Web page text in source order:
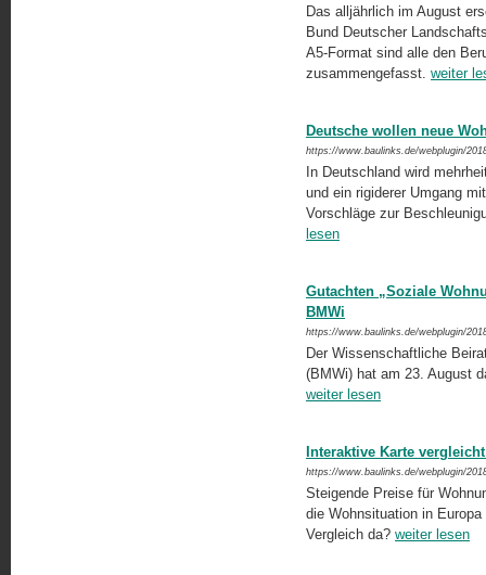
Das alljährlich im August
Bund Deutscher
A5-Format sind alle den
zusammengefasst. weiter
Deutsche wollen neue
https://www.baulinks.de/webplugin/
In Deutschland wird
und ein rigiderer Umgang
Vorschläge zur
lesen
Gutachten „Soziale
BMWi
https://www.baulinks.de/webplugin/
Der Wissenschaftliche
(BMWi) hat am 23. August
weiter lesen
Interaktive Karte
https://www.baulinks.de/webplugin/
Steigende Preise für
die Wohnsituation in
Vergleich da? weiter lesen